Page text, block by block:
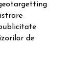
de